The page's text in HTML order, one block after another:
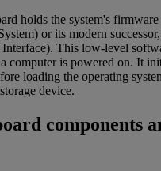
holds the system's
or its modern
This low-level
computer is powered on. It
loading the operating
device.
components